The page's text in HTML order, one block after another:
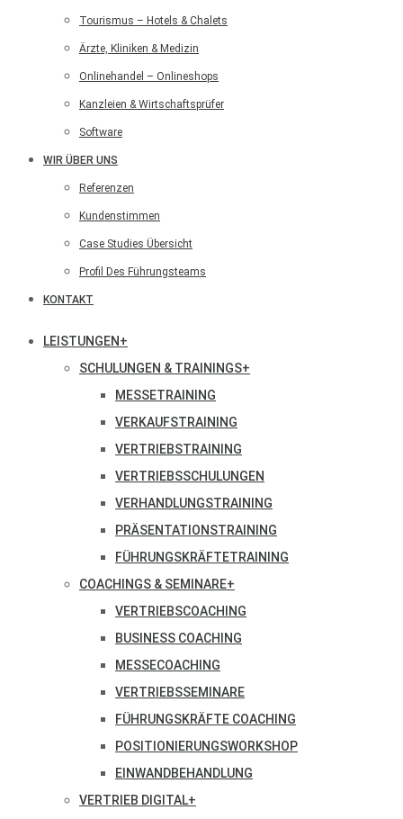
Tourismus – Hotels & Chalets
Ärzte, Kliniken & Medizin
Onlinehandel – Onlineshops
Kanzleien & Wirtschaftsprüfer
Software
WIR ÜBER UNS
Referenzen
Kundenstimmen
Case Studies Übersicht
Profil Des Führungsteams
KONTAKT
LEISTUNGEN+
SCHULUNGEN & TRAININGS+
MESSETRAINING
VERKAUFSTRAINING
VERTRIEBSTRAINING
VERTRIEBSSCHULUNGEN
VERHANDLUNGSTRAINING
PRÄSENTATIONSTRAINING
FÜHRUNGSKRÄFTETRAINING
COACHINGS & SEMINARE+
VERTRIEBSCOACHING
BUSINESS COACHING
MESSECOACHING
VERTRIEBSSEMINARE
FÜHRUNGSKRÄFTE COACHING
POSITIONIERUNGSWORKSHOP
EINWANDBEHANDLUNG
VERTRIEB DIGITAL+